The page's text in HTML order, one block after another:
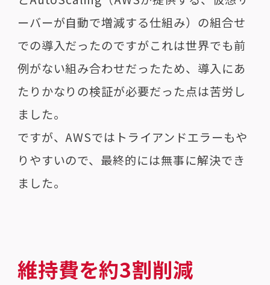
ーバーが自動で増減する仕組み）の組合せ
での導入だったのですがこれは世界でも前
例がない組み合わせだったため、導入にあ
たりかなりの検証が必要だった点は苦労し
ました。
ですが、AWSではトライアンドエラーもや
りやすいので、最終的には無事に解決でき
ました。
維持費を約3割削減